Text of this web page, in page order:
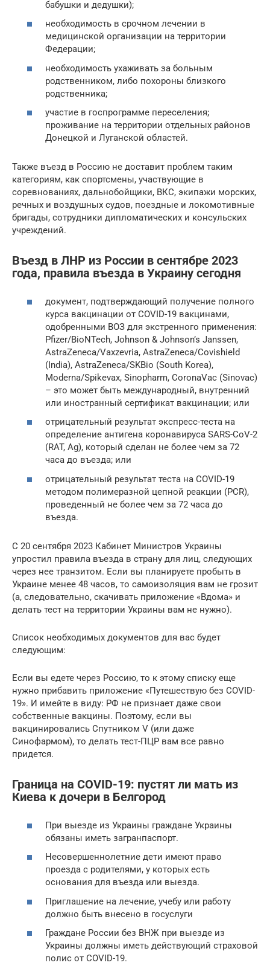
бабушки и дедушки);
необходимость в срочном лечении в
медицинской организации на территории
Федерации;
необходимость ухаживать за больным
родственником, либо похороны близкого
родственника;
участие в госпрограмме переселения;
проживание на территории отдельных районов
Донецкой и Луганской областей.
Также въезд в Россию не доставит проблем таким
категориям, как спортсмены, участвующие в
соревнованиях, дальнобойщики, ВКС, экипажи морских,
речных и воздушных судов, поездные и локомотивные
бригады, сотрудники дипломатических и консульских
учреждений.
Въезд в ЛНР из России в сентябре 2023
года, правила въезда в Украину сегодня
документ, подтверждающий получение полного
курса вакцинации от COVID-19 вакцинами,
одобренными ВОЗ для экстренного применения:
Pfizer/BioNTech, Johnson & Johnson’s Janssen,
AstraZeneca/Vaxzevria, AstraZeneca/Covishield
(India), AstraZeneca/SKBio (South Korea),
Moderna/Spikevax, Sinopharm, CoronaVac (Sinovac)
– это может быть международный, внутренний
или иностранный сертификат вакцинации; или
отрицательный результат экспресс-теста на
определение антигена коронавируса SARS-CoV-2
(RAT, Ag), который сделан не более чем за 72
часа до въезда; или
отрицательный результат теста на COVID-19
методом полимеразной цепной реакции (PCR),
проведенный не более чем за 72 часа до
въезда.
С 20 сентября 2023 Кабинет Министров Украины
упростил правила въезда в страну для лиц, следующих
через нее транзитом. Если вы планируете пробыть в
Украине менее 48 часов, то самоизоляция вам не грозит
(а, следовательно, скачивать приложение «Вдома» и
делать тест на территории Украины вам не нужно).
Список необходимых документов для вас будет
следующим:
Если вы едете через Россию, то к этому списку еще
нужно прибавить приложение «Путешествую без COVID-
19». И имейте в виду: РФ не признает даже свои
собственные вакцины. Поэтому, если вы
вакцинировались Спутником V (или даже
Синофармом), то делать тест-ПЦР вам все равно
придется.
Граница на COVID-19: пустят ли мать из
Киева к дочери в Белгород
При выезде из Украины граждане Украины
обязаны иметь загранпаспорт.
Несовершеннолетние дети имеют право
проезда с родителями, у которых есть
основания для въезда или выезда.
Приглашение на лечение, учебу или работу
должно быть внесено в госуслуги
Граждане России без ВНЖ при выезде из
Украины должны иметь действующий страховой
полис от COVID-19.